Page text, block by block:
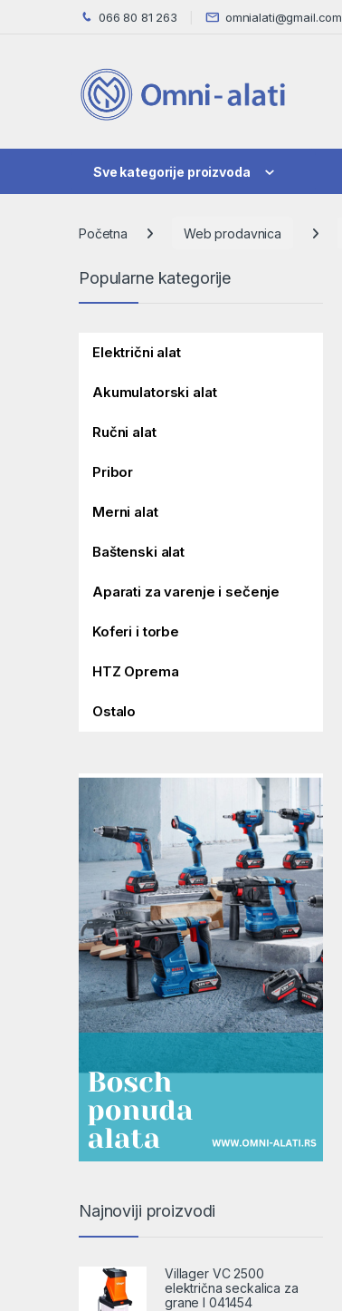
Skip to navigation
Skip to content 066 80 81 263 omnialati@gmail.com
Sve kategorije proizvoda
Početna Web prodavnica
Popularne kategorije
Električni alat
Akumulatorski alat
Ručni alat
Pribor
Merni alat
Baštenski alat
Aparati za varenje i sečenje
Koferi i torbe
HTZ Oprema
Ostalo
Najnoviji proizvodi
Villager VC 2500
električna seckalica za
grane l 041454